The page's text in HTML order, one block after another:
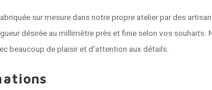
sur mesure dans notre propre atelier par des
désirée au millimètre près et finie selon vos souhaits.
beaucoup de plaisir et d'attention aux détails.